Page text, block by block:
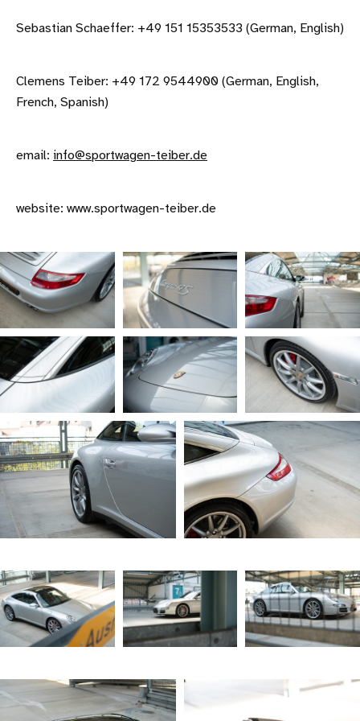
Sebastian Schaeffer: +49 151 15353533 (German, English)
Clemens Teiber: +49 172 9544900 (German, English,
French, Spanish)
email: info@sportwagen-teiber.de
website: www.sportwagen-teiber.de